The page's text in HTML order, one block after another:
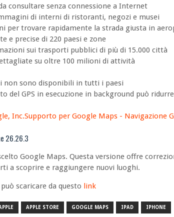
consultare senza connessione a Internet
di interni di ristoranti, negozi e musei
per trovare rapidamente la strada giusta in
e precise di 220 paesi e zone
sui trasporti pubblici di più di 15.000 città
su oltre 100 milioni di attività
non sono disponibili in tutti i paesi
del GPS in esecuzione in background può
Inc.Supporto per Google Maps - Navigazione
26.26.3
Google Maps. Questa versione offre
a scoprire e raggiungere nuovi luoghi.
scaricare da questo link
APPLE STORE GOOGLE MAPS IPAD IPHONE